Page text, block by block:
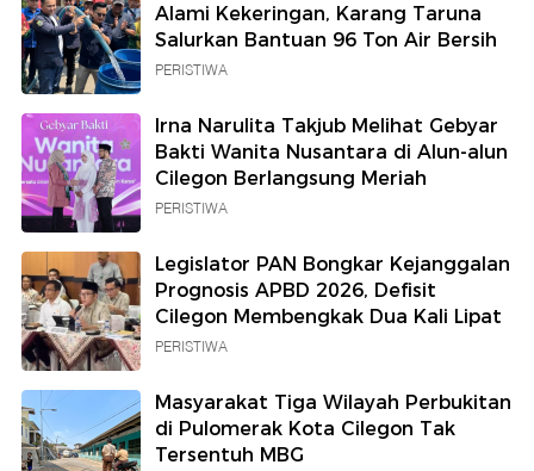
Alami Kekeringan, Karang Taruna
Salurkan Bantuan 96 Ton Air Bersih
PERISTIWA
Irna Narulita Takjub Melihat Gebyar
Bakti Wanita Nusantara di Alun-alun
Cilegon Berlangsung Meriah
PERISTIWA
Legislator PAN Bongkar Kejanggalan
Prognosis APBD 2026, Defisit
Cilegon Membengkak Dua Kali Lipat
PERISTIWA
Masyarakat Tiga Wilayah Perbukitan
di Pulomerak Kota Cilegon Tak
Tersentuh MBG